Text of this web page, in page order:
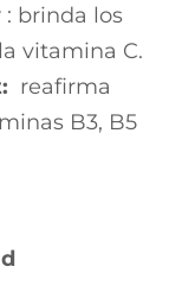
: brinda los
vitamina C.
reafirma
B3, B5